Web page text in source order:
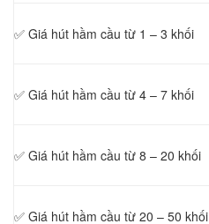
✅ Giá hút hầm cầu từ 1 – 3 khối
✅ Giá hút hầm cầu từ 4 – 7 khối
✅ Giá hút hầm cầu từ 8 – 20 khối
✅ Giá hút hầm cầu từ 20 – 50 khối